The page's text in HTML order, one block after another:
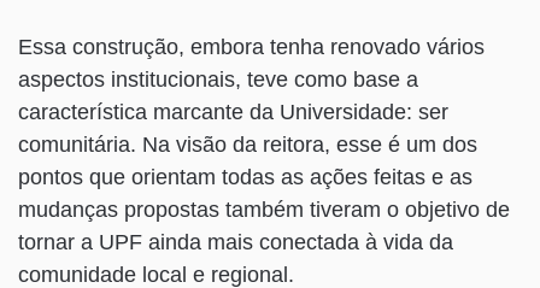
Essa construção, embora tenha renovado vários
aspectos institucionais, teve como base a
característica marcante da Universidade: ser
comunitária. Na visão da reitora, esse é um dos
pontos que orientam todas as ações feitas e as
mudanças propostas também tiveram o objetivo de
tornar a UPF ainda mais conectada à vida da
comunidade local e regional.